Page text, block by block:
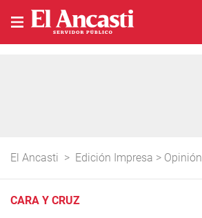
El Ancasti > Edición Impresa > Opinión
CARA Y CRUZ